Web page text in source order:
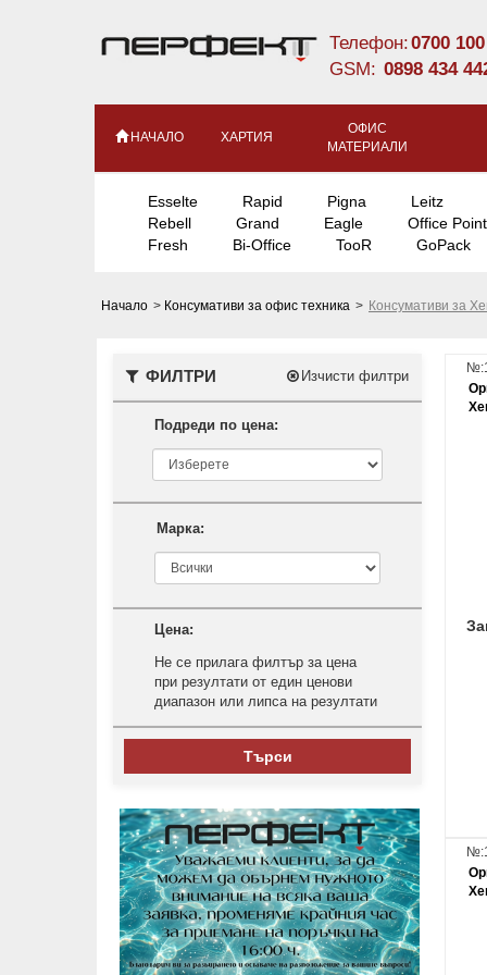
Телефон:0700
GSM: 0898 434
НАЧАЛО ХАРТИЯ
ОФИС
МАТЕРИАЛИ
Esselte Rapid Pigna
Leitz
Rebell
Grand Eagle
Office Point
Fresh
Bi-Office TooR GoPack
Начало > Консумативи за офис техника > Консумативи за
ФИЛТРИ Изчисти филтри
Подреди по цена:
Марка:
Цена:
Не се прилага филтър за цена
при резултати от един ценови
диапазон или липса на резултати
Търси